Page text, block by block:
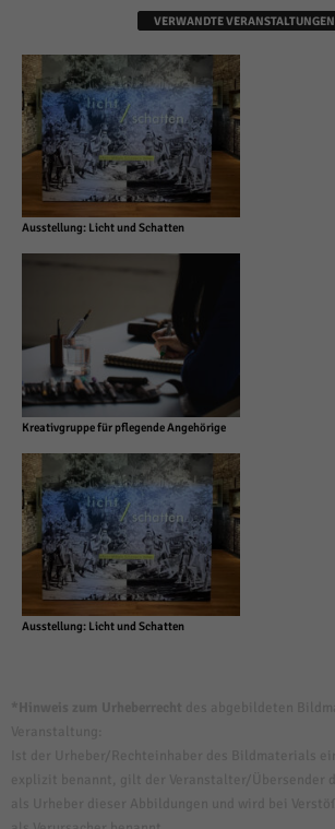
VERWANDTE VERANSTALTUNGEN
Ausstellung: Licht und Schatten
Kreativgruppe für pflegende Angehörige
Ausstellung: Licht und Schatten